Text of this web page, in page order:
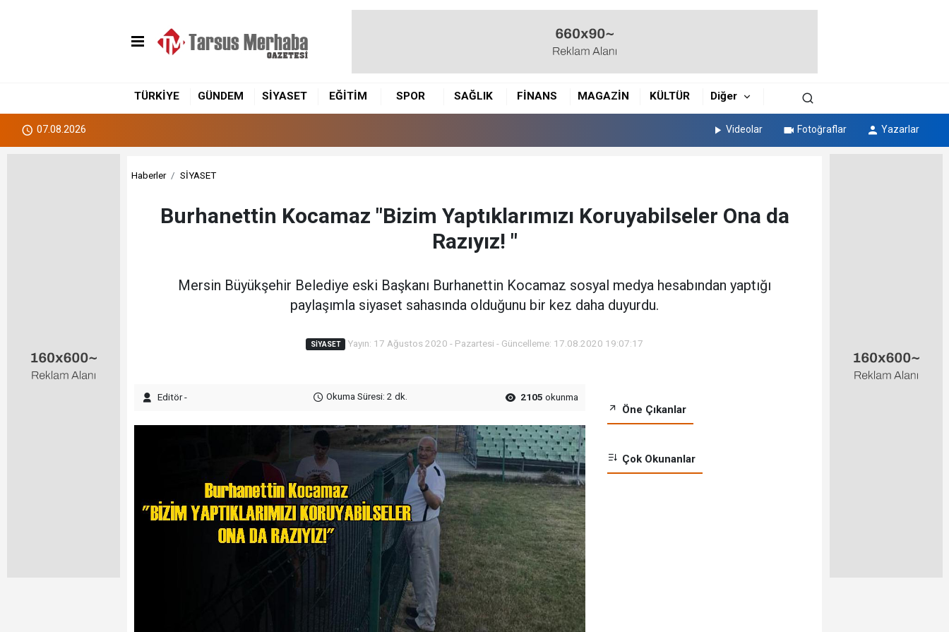
TÜRKİYE GÜNDEM SİYASET EĞİTİM SPOR SAĞLIK FİNANS MAGAZİN KÜLTÜR Diğer
07.08.2026 Videolar Fotoğraflar Yazarlar
Haberler SİYASET
Burhanettin Kocamaz "Bizim Yaptıklarımızı Koruyabilseler Ona da
Razıyız! "
Mersin Büyükşehir Belediye eski Başkanı Burhanettin Kocamaz sosyal medya hesabından yaptığı
paylaşımla siyaset sahasında olduğunu bir kez daha duyurdu.
SİYASET Yayın: 17 Ağustos 2020 - Pazartesi - Güncelleme: 17.08.2020 19:07:17
Editör - Okuma Süresi: 2 dk. 2105 okunma
Öne Çıkanlar
Çok Okunanlar